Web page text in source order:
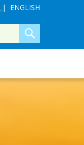
| ENGLISH